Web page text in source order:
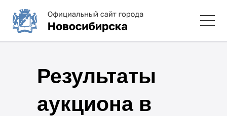
Результаты
аукциона в